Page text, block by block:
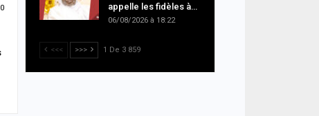
0
appelle les fidèles à…
06/08/2026 à 18:22
<<< >>> 1 De 3 859